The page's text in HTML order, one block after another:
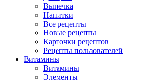
Выпечка
Напитки
Все рецепты
Новые рецепты
Карточки рецептов
Рецепты пользователей
Витамины
Витамины
Элементы